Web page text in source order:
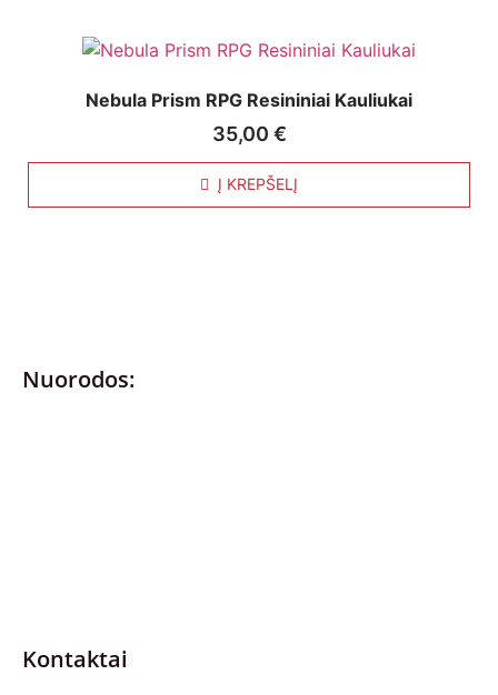
Nebula Prism RPG Resininiai Kauliukai
35,00 €
Į KREPŠELĮ
Nuorodos:
Kontaktai